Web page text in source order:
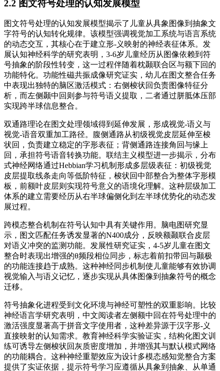
2.2 图文符号处理的认知发展模型
图文符号处理的认知发展模型揭示了儿童从具象图像到抽象文
字符号的认知转化规律。该模型强调视觉加工系统与语言系统
的动态交互，其核心在于建立形-义映射的神经表征体系。发
展认知神经科学的研究表明，3-6岁儿童经历从图像依赖到符
号抽象的阶段性转变，这一过程伴随着枕颞联合区与额下回的
功能特化。功能性磁共振成像研究证实，幼儿在图文整合任务
中表现出独特的脑区激活模式：右侧梭状回负责图像特征分
析，而左侧颞中回则参与符号语义提取，二者通过胼胝体压部
实现跨半球信息整合。
双通路理论在图文处理领域得到延伸发展，形成视觉-语义与
视觉-语音双重加工路径。腹侧通路从初级视觉皮层延伸至梭
状回，负责建立稳定的字形表征；背侧通路连接角回与缘上
回，承担符号语音转换功能。联结主义模型进一步揭示，分布
式神经网络通过Hebbian学习机制形成多层级表征：初级视觉
皮层提取线条走向等低阶特征，梭状回中部整合为整体字形模
板，前额叶皮层则实现符号意义的语境化理解。这种层级加工
体系的建立需要经历从右半球偏侧化到左半球优势化的动态发
展过程。
跨模态整合机制在符号认知中具有关键作用。脑电图研究显
示，图文匹配任务诱发显著的N400成分，反映额颞联合皮层
对语义冲突的监测功能。发展性研究证实，4-5岁儿童在图文
整合时表现出增强的θ频段相位同步，标志着前扣带回与颞极
的功能连接趋于成熟。这种神经同步机制使儿童能够有效协调
视觉输入与语义记忆，逐步实现从具体图像到抽象符号的概念
迁移。
符号抽象化进程受到文化环境与神经可塑性的双重影响。比较
神经语言学研究表明，中文阅读者左侧额中回在符号处理中的
激活强度显著高于拼音文字使用者，这种差异源于汉字形-义
直接映射的认知需求。教育神经科学实验证实，结构化图文训
练可诱导左侧梭状回灰质密度增加，并增强其与默认模式网络
的功能耦合。这种神经重塑效应为设计多模态感知觉整合方案
提供了实证依据，提示符号学习应遵循从具象到抽象、从单通